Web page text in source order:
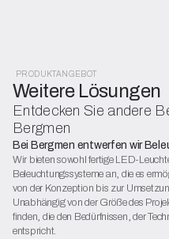
PRODUKTANGEBOT
Weitere Lösungen
Entdecken Sie andere
Bergmen
Bei Bergmen entwerfen wir
Wir bieten sowohl fertige LED-
Beleuchtungssysteme an, die es
von der Konzeption bis zur
Unabhängig von der Größe des
finden, die den Bedürfnissen, der
entspricht.